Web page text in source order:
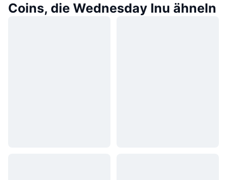
Coins, die Wednesday Inu ähneln